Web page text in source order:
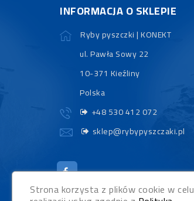
INFORMACJA O SKLEPIE
Ryby pyszczki | KONEKT
ul. Pawła Sowy 22
10-371 Kieźliny
Polska
+48 530 412 072
sklep@rybypyszczaki.pl
Strona korzysta z plików cookie w celu